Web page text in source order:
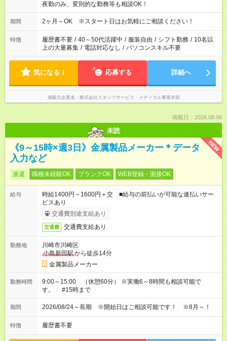
夜勤のみ、変則的な勤務等も相談OK！
期間 2ヶ月～OK ※スタート日はお気軽にご相談ください！
特徴 履歴書不要 / 40～50代活躍中 / 服装自由 / シフト勤務 / 10名以
上の大量募集 / 電話対応なし / パソコンスキル不要
気になる！ 応募する 詳細へ
掲載元企業名 株式会社スタッフサービス メディカル事業本部
掲載日：2026.08.06
未読
NEW
《9～15時×週3日》金属製品メーカー＊データ
入力など
派遣 職種未経験OK ブランクOK WEB登録・面接OK
給与
時給1400円～1600円＋交 ■給与の前払いが可能な速払いサー
ビスあり
交通費別途支給あり
交通費 交通費支給あり
勤務地
川崎市川崎区
小島新田駅から徒歩14分
金属製品メーカー
勤務時間
9:00～15:00 （休憩60分） ※実働6～8時間も相談可能で
す。 #15時まで
期間 2026/08/24～長期 ※開始日はご相談可能です！ ※8月～！
特徴 履歴書不要